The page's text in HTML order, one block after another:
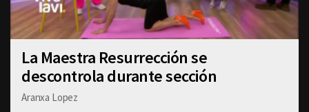
La Maestra Resurrección se
descontrola durante sección
Aranxa Lopez